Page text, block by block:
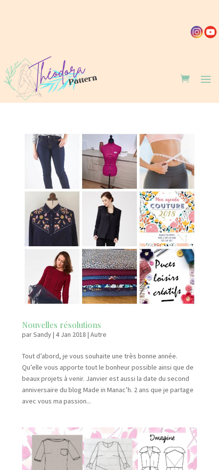
Nouvelles résolutions
parSandy| 4 Jan 2018 | Autre
Tout d’abord, je vous souhaite une très bonne année.
Qu’elle vous apporte tout le bonheur possible ainsi que de
beaux projets à venir. Janvier est aussi la date du second
anniversaire du blog Made in Manac’h. 2 ans que je partage
avec vous ma passion...